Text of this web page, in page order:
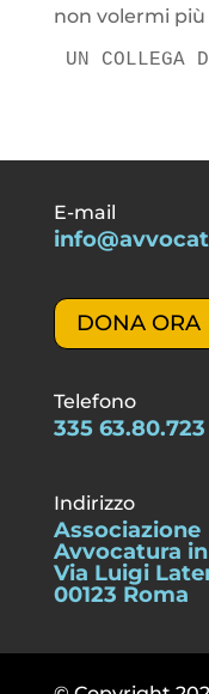
non volermi
UN COLLEGA
E-mail
DONA ORA
Telefono
335 63.80.723
Indirizzo
Associazione
Avvocatura
Via Luigi
00123 Roma